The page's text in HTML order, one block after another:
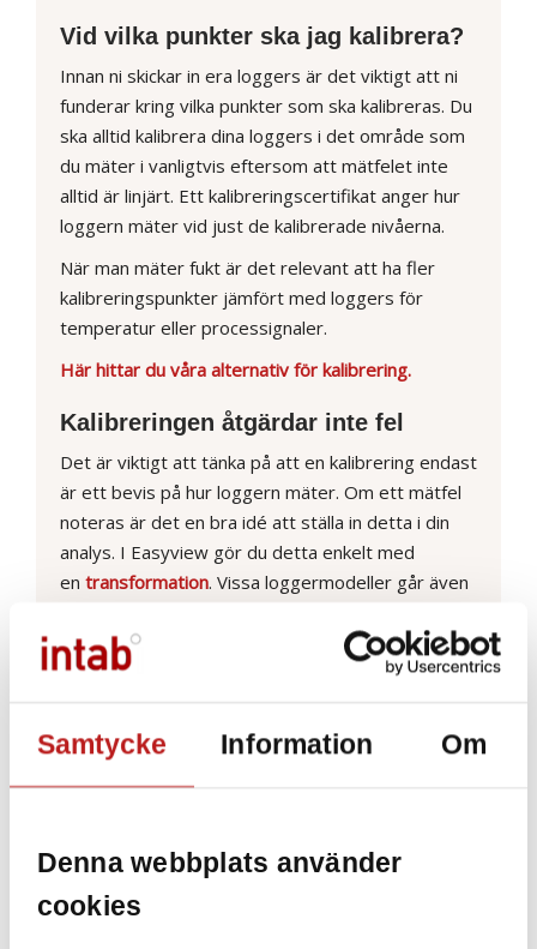
Samtycke Information Om
Denna webbplats använder
cookies
Vid vilka punkter ska jag kalibrera?
Innan ni skickar in era loggers är det viktigt att ni
funderar kring vilka punkter som ska kalibreras. Du
ska alltid kalibrera dina loggers i det område som
du mäter i vanligtvis eftersom att mätfelet inte
alltid är linjärt. Ett kalibreringscertifikat anger hur
loggern mäter vid just de kalibrerade nivåerna.
När man mäter fukt är det relevant att ha fler
kalibreringspunkter jämfört med loggers för
temperatur eller processignaler.
Här hittar du våra alternativ för kalibrering.
Kalibreringen åtgärdar inte fel
Det är viktigt att tänka på att en kalibrering endast
är ett bevis på hur loggern mäter. Om ett mätfel
noteras är det en bra idé att ställa in detta i din
analys. I Easyview gör du detta enkelt med
en transformation. Vissa loggermodeller går även
Vill du få tips och produktnyheter från
Mer läsning:
Hur lyckas jag med min mätning?
Samplingsintervall – vad ska jag tänka på?